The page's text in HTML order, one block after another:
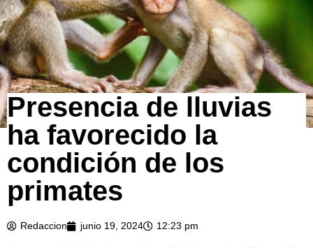
Presencia de lluvias
ha favorecido la
condición de los
primates
Redaccion junio 19, 2024 12:23 pm